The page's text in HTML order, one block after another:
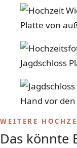
WEITERE
Das könnte